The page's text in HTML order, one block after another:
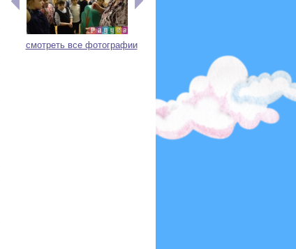
смотреть все фотографии